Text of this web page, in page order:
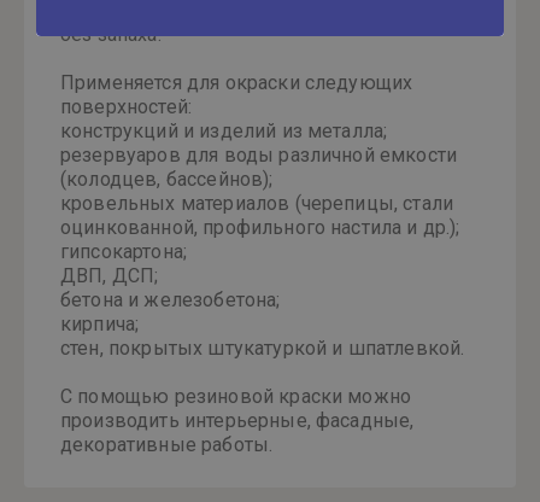
без запаха.
Применяется для окраски следующих
поверхностей:
конструкций и изделий из металла;
резервуаров для воды различной емкости
(колодцев, бассейнов);
кровельных материалов (черепицы, стали
оцинкованной, профильного настила и др.);
гипсокартона;
ДВП, ДСП;
бетона и железобетона;
кирпича;
стен, покрытых штукатуркой и шпатлевкой.
С помощью резиновой краски можно
производить интерьерные, фасадные,
декоративные работы.